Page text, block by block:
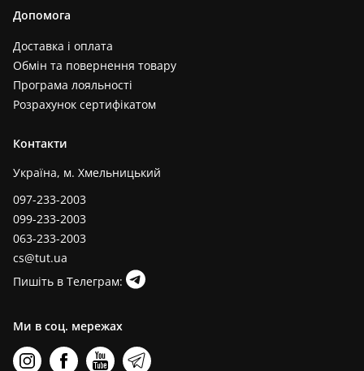
Допомога
Доставка і оплата
Обмін та повернення товару
Програма лояльності
Розрахунок сертифікатом
Контакти
Україна, м. Хмельницький
097-233-2003
099-233-2003
063-233-2003
cs@tut.ua
Пишіть в Телеграм:
Ми в соц. мережах